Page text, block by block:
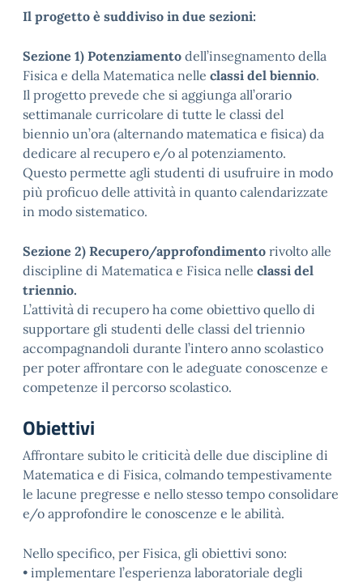
Il progetto è suddiviso in due sezioni:
Sezione 1) Potenziamento dell’insegnamento della
Fisica e della Matematica nelle classi del biennio.
Il progetto prevede che si aggiunga all’orario
settimanale curricolare di tutte le classi del
biennio un’ora (alternando matematica e fisica) da
dedicare al recupero e/o al potenziamento.
Questo permette agli studenti di usufruire in modo
più proficuo delle attività in quanto calendarizzate
in modo sistematico.
Sezione 2) Recupero/approfondimento rivolto alle
discipline di Matematica e Fisica nelle classi del
triennio.
L’attività di recupero ha come obiettivo quello di
supportare gli studenti delle classi del triennio
accompagnandoli durante l’intero anno scolastico
per poter affrontare con le adeguate conoscenze e
competenze il percorso scolastico.
Obiettivi
Affrontare subito le criticità delle due discipline di
Matematica e di Fisica, colmando tempestivamente
le lacune pregresse e nello stesso tempo consolidare
e/o approfondire le conoscenze e le abilità.
Nello specifico, per Fisica, gli obiettivi sono:
• implementare l’esperienza laboratoriale degli